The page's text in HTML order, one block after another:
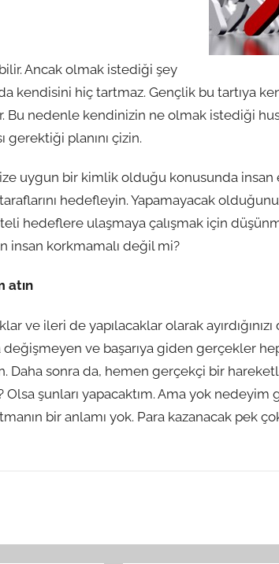
Ancak olmak istediği şey
kendisini hiç tartmaz. Gençlik bu tartıya
nedenle kendinizin ne olmak istediği
gerektiği planını çizin.
uygun bir kimlik olduğu konusunda insan
hedefleyin. Yapamayacak
hedeflere ulaşmaya çalışmak için
insan korkmamalı değil mi?
atın
ve ileri de yapılacaklar olarak
değişmeyen ve başarıya giden gerçekler
Daha sonra da, hemen gerçekçi bir
Olsa şunları yapacaktım. Ama yok
bir anlamı yok. Para kazanacak pek